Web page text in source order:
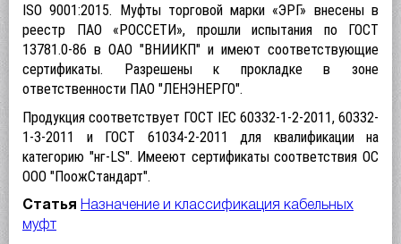
ISO 9001:2015. Муфты торговой марки «ЭРГ» внесены в
реестр ПАО «РОССЕТИ», прошли испытания по ГОСТ
13781.0-86 в ОАО "ВНИИКП" и имеют соответствующие
сертификаты. Разрешены к прокладке в зоне
ответственности ПАО "ЛЕНЭНЕРГО".
Продукция соответствует ГОСТ IEC 60332-1-2-2011, 60332-
1-3-2011 и ГОСТ 61034-2-2011 для квалификации на
категорию "нг-LS". Имееют сертификаты соответствия ОС
ООО "ПоожСтандарт".
Статья Назначение и класcификация кабельных
муфт